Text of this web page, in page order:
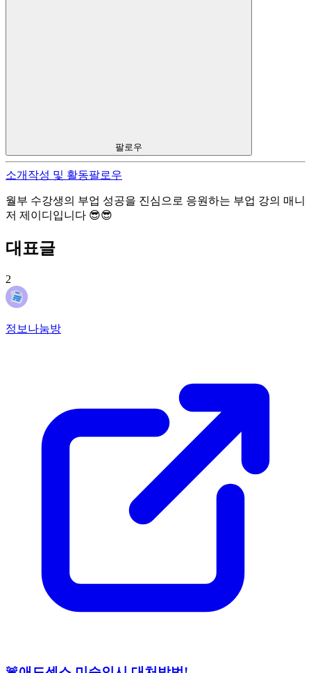
팔로우
소개 작성 및 활동팔로우
월부 수강생의 부업 성공을 진심으로 응원하는 부업 강의 매니
저 제이디입니다 😎😎
대표글
2
정보나눔방